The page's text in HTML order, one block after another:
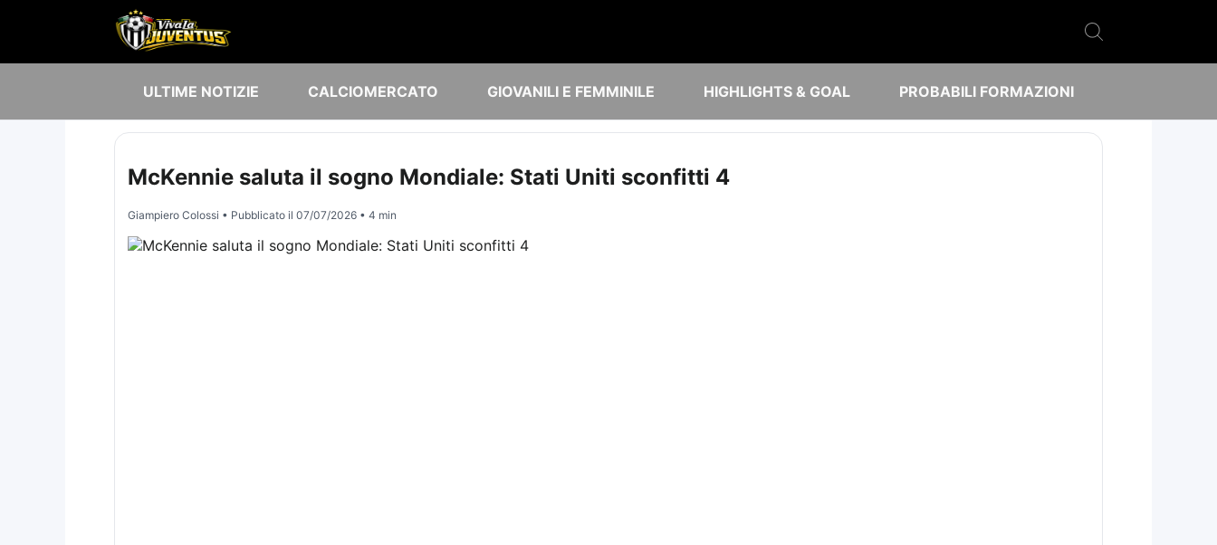
ULTIME NOTIZIE CALCIOMERCATO GIOVANILI E FEMMINILE HIGHLIGHTS & GOAL PROBABILI FORMAZIONI
McKennie saluta il sogno Mondiale: Stati Uniti sconfitti 4
Giampiero Colossi • Pubblicato il 07/07/2026• 4 min